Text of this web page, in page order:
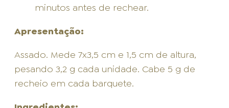
minutos antes de rechear.
Apresentação:
Assado. Mede 7x3,5 cm e 1,5 cm de altura,
pesando 3,2 g cada unidade. Cabe 5 g de
recheio em cada barquete.